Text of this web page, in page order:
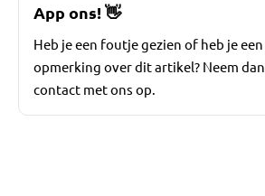
App ons! 👋
Heb je een foutje gezien of heb je een
opmerking over dit artikel? Neem dan
contact met ons op.